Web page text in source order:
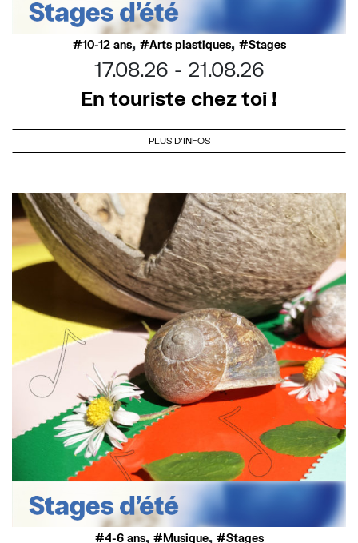
10-12 ans, Arts plastiques, Stages
17.08.26
21.08.26
En touriste chez toi !
PLUS D'INFOS
4-6 ans, Musique, Stages